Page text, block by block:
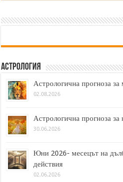
Астрология
Астрологична прогноза за
02.08.2026
Астрологична прогноза
30.06.2026
Юни 2026- месецът на
действия
02.06.2026